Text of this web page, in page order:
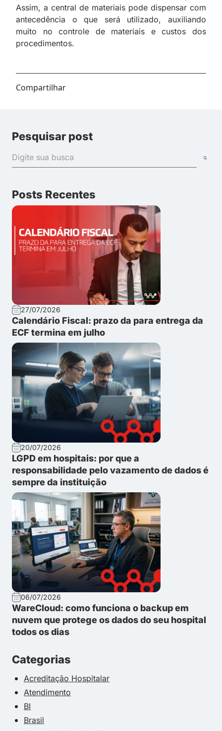
Assim, a central de materiais pode dispensar com
antecedência o que será utilizado, auxiliando
muito no controle de materiais e custos dos
procedimentos.
Compartilhar
Pesquisar post
Posts Recentes
27/07/2026
Calendário Fiscal: prazo da para entrega da
ECF termina em julho
20/07/2026
LGPD em hospitais: por que a
responsabilidade pelo vazamento de dados é
sempre da instituição
06/07/2026
WareCloud: como funciona o backup em
nuvem que protege os dados do seu hospital
todos os dias
Categorias
Acreditação Hospitalar
Atendimento
BI
Brasil